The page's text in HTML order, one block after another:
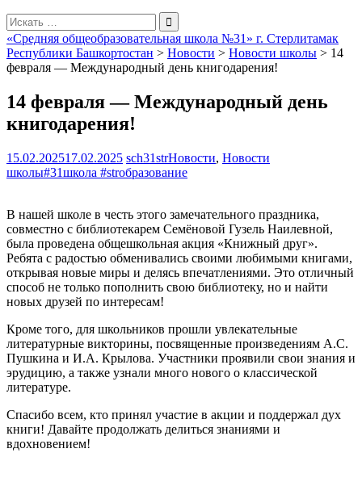
Поиск
для:
«Средняя общеобразовательная школа №31» г. Стерлитамак
Республики Башкортостан > Новости > Новости школы > 14
февраля — Международный день книгодарения!
14 февраля — Международный день
книгодарения!
15.02.202517.02.2025 sch31strНовости, Новости
школы#31школа #strобразование
В нашей школе в честь этого замечательного праздника,
совместно с библиотекарем Семёновой Гузель Наилевной,
была проведена общешкольная акция «Книжный друг».
Ребята с радостью обменивались своими любимыми книгами,
открывая новые миры и делясь впечатлениями. Это отличный
способ не только пополнить свою библиотеку, но и найти
новых друзей по интересам!
Кроме того, для школьников прошли увлекательные
литературные викторины, посвященные произведениям А.С.
Пушкина и И.А. Крылова. Участники проявили свои знания и
эрудицию, а также узнали много нового о классической
литературе.
Спасибо всем, кто принял участие в акции и поддержал дух
книги! Давайте продолжать делиться знаниями и
вдохновением!